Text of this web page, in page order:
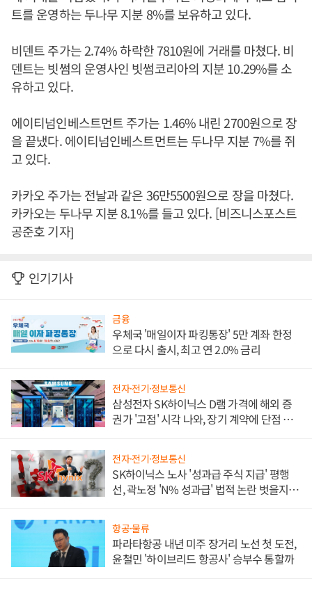
트를 운영하는 두나무 지분 8%를 보유하고 있다.
비덴트 주가는 2.74% 하락한 7810원에 거래를 마쳤다. 비
덴트는 빗썸의 운영사인 빗썸코리아의 지분 10.29%를 소
유하고 있다.
에이티넘인베스트먼트 주가는 1.46% 내린 2700원으로 장
을 끝냈다. 에이티넘인베스트먼트는 두나무 지분 7%를 쥐
고 있다.
카카오 주가는 전날과 같은 36만5500원으로 장을 마쳤다.
카카오는 두나무 지분 8.1%를 들고 있다. [비즈니스포스트
공준호 기자]
인기기사
금융
우체국 '매일이자 파킹통장' 5만 계좌 한정
으로 다시 출시, 최고 연 2.0% 금리
전자·전기·정보통신
삼성전자 SK하이닉스 D램 가격에 해외 증
권가 '고점' 시각 나와, 장기 계약에 단점 부
전자·전기·정보통신
SK하이닉스 노사 '성과급 주식 지급' 평행
선, 곽노정 'N% 성과급' 법적 논란 벗을지 주
항공·물류
파라타항공 내년 미주 장거리 노선 첫 도전,
윤철민 '하이브리드 항공사' 승부수 통할까